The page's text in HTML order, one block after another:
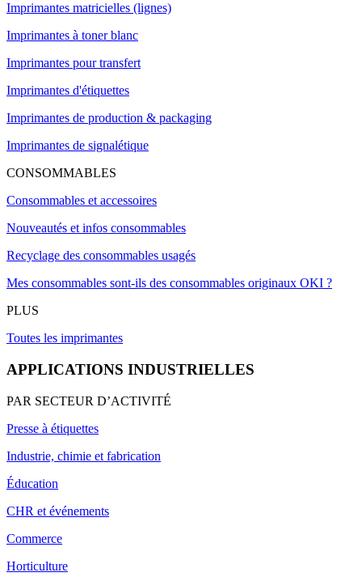
Imprimantes matricielles (lignes)
Imprimantes à toner blanc
Imprimantes pour transfert
Imprimantes d'étiquettes
Imprimantes de production & packaging
Imprimantes de signalétique
CONSOMMABLES
Consommables et accessoires
Nouveautés et infos consommables
Recyclage des consommables usagés
Mes consommables sont-ils des consommables originaux OKI ?
PLUS
Toutes les imprimantes
APPLICATIONS INDUSTRIELLES
PAR SECTEUR D’ACTIVITÉ
Presse à étiquettes
Industrie, chimie et fabrication
Éducation
CHR et événements
Commerce
Horticulture